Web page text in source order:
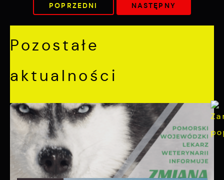
POPRZEDNI NASTĘPNY
Pozostałe
aktualności